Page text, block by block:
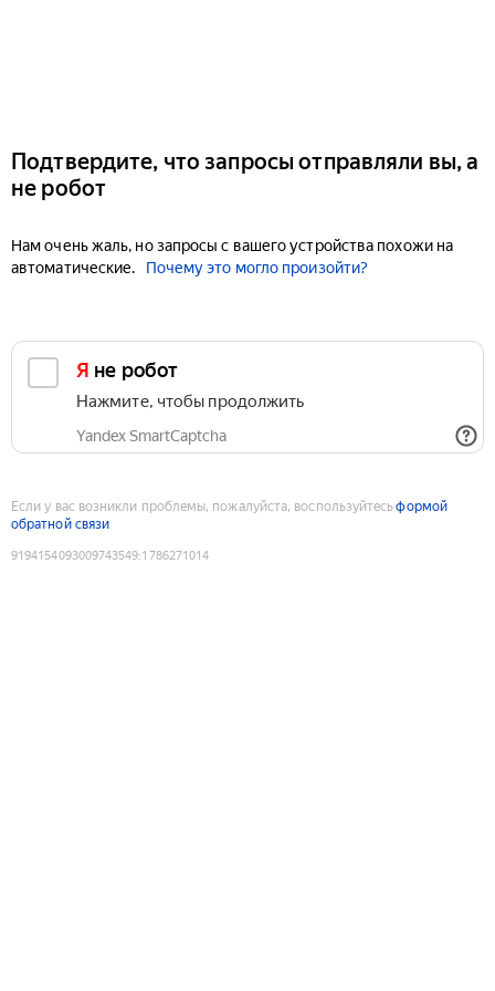
Подтвердите, что запросы отправляли вы, а
не робот
Нам очень жаль, но запросы с вашего устройства похожи на
автоматические.
Почему это могло произойти?
Я не робот
Нажмите, чтобы продолжить
Yandex SmartCaptcha
Если у вас возникли проблемы, пожалуйста, воспользуйтесьформой
обратной связи
9194154093009743549:1786271014